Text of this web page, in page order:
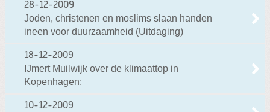
28-12-2009
Joden, christenen en moslims slaan handen
ineen voor duurzaamheid (Uitdaging)
18-12-2009
IJmert Muilwijk over de klimaattop in
Kopenhagen:
10-12-2009